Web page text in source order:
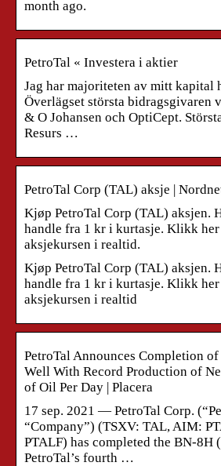
month ago.
PetroTal « Investera i aktier
Jag har majoriteten av mitt kapital
Överlägset största bidragsgivaren
& O Johansen och OptiCept.
Resurs …
PetroTal Corp (TAL) aksje |
Kjøp PetroTal Corp (TAL) aksjen.
handle fra 1 kr i kurtasje. Klikk
aksjekursen i realtid.
Kjøp PetroTal Corp (TAL) aksjen.
handle fra 1 kr i kurtasje. Klikk
aksjekursen i realtid
PetroTal Announces Completion
Well With Record Production of
of Oil Per Day | Placera
17 sep. 2021 — PetroTal Corp.
“Company”) (TSXV: TAL, AIM:
PTALF) has completed the BN-8H
PetroTal’s fourth …